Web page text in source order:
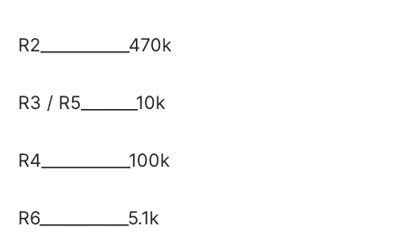
R2___________470k
R3 / R5_______10k
R4___________100k
R6___________5.1k